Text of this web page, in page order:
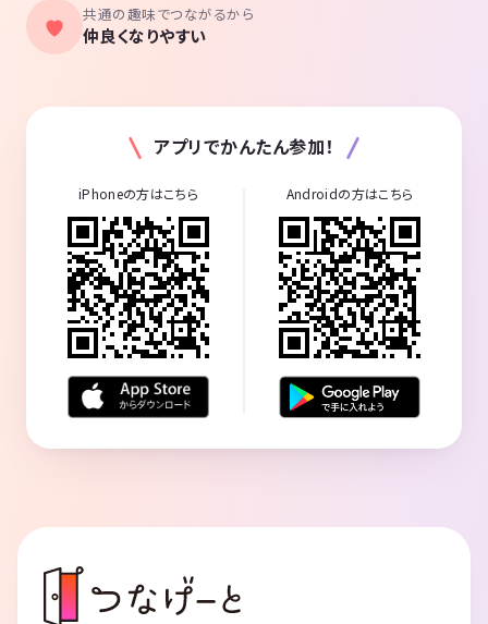
共通の趣味でつながるから
仲良くなりやすい
アプリでかんたん参加！
iPhoneの方はこちら Androidの方はこちら